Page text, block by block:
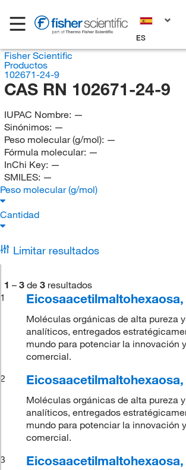
ES
Fisher Scientific
Productos
102671-24-9
CAS RN 102671-24-9
IUPAC Nombre: —
Sinónimos: —
Peso molecular (g/mol): —
Fórmula molecular: —
InChi Key: —
SMILES: —
Peso molecular (g/mol)
Cantidad
Limitar resultados
1 – 3 de 3 resultados
1
Eicosaacetilmaltohexaosa,
Moléculas orgánicas de alta pureza
analíticos, entregados
mundo para potenciar la innovación
comercial.
2
Eicosaacetilmaltohexaosa,
Moléculas orgánicas de alta pureza
analíticos, entregados
mundo para potenciar la innovación
comercial.
3
Eicosaacetilmaltohexaosa,